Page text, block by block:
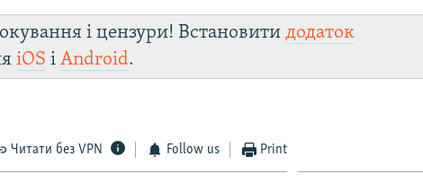
і цензури! Встановитидодаток
iOS іAndroid.
Читати без VPN Follow us Print